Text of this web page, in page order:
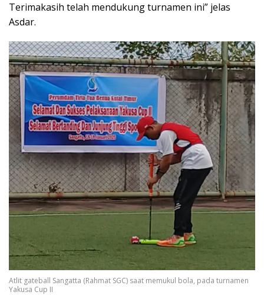
Terimakasih telah mendukung turnamen ini” jelas
Asdar.
Atlit gateball Sangatta (Rahmat SGC) saat memukul bola, pada turnamen
Yakusa Cup II